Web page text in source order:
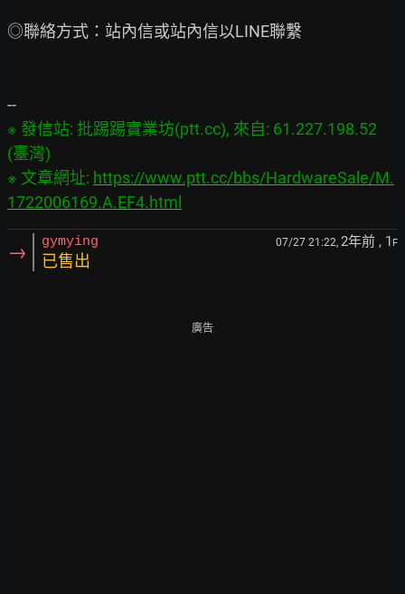
◎聯絡方式：站內信或站內信以LINE聯繫
※ 發信站: 批踢踢實業坊(ptt.cc), 來自: 61.227.198.52
(臺灣)
※ 文章網址: https://www.ptt.cc/bbs/HardwareSale/M.
1722006169.A.EF4.html
→ gymying 07/27 21:22, 2年前 , 1 F
已售出
廣告